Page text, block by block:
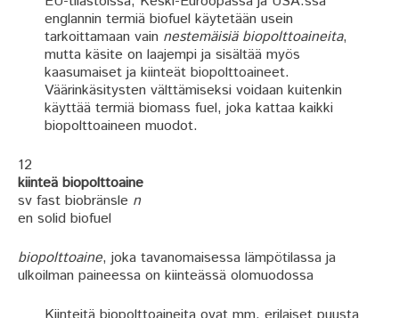
englannin termiä biofuel käytetään usein
tarkoittamaan vain nestemäisiä biopolttoaineita,
mutta käsite on laajempi ja sisältää myös
kaasumaiset ja kiinteät biopolttoaineet.
Väärinkäsitysten välttämiseksi voidaan kuitenkin
käyttää termiä biomass fuel, joka kattaa kaikki
biopolttoaineen muodot.
12
kiinteä biopolttoaine
sv fast biobränsle n
en solid biofuel
biopolttoaine, joka tavanomaisessa lämpötilassa ja
ulkoilman paineessa on kiinteässä olomuodossa